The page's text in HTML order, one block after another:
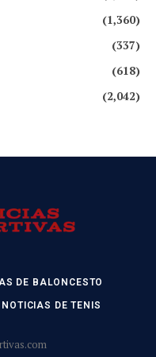
(1,360)
(337)
(618)
(2,042)
DE BALONCESTO
NOTICIAS DE TENIS